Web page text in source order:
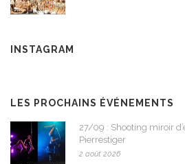
INSTAGRAM
LES PROCHAINS ÉVÉNEMENTS
27/09 : Shooting miroir
Pierrestiger
2 août 2026